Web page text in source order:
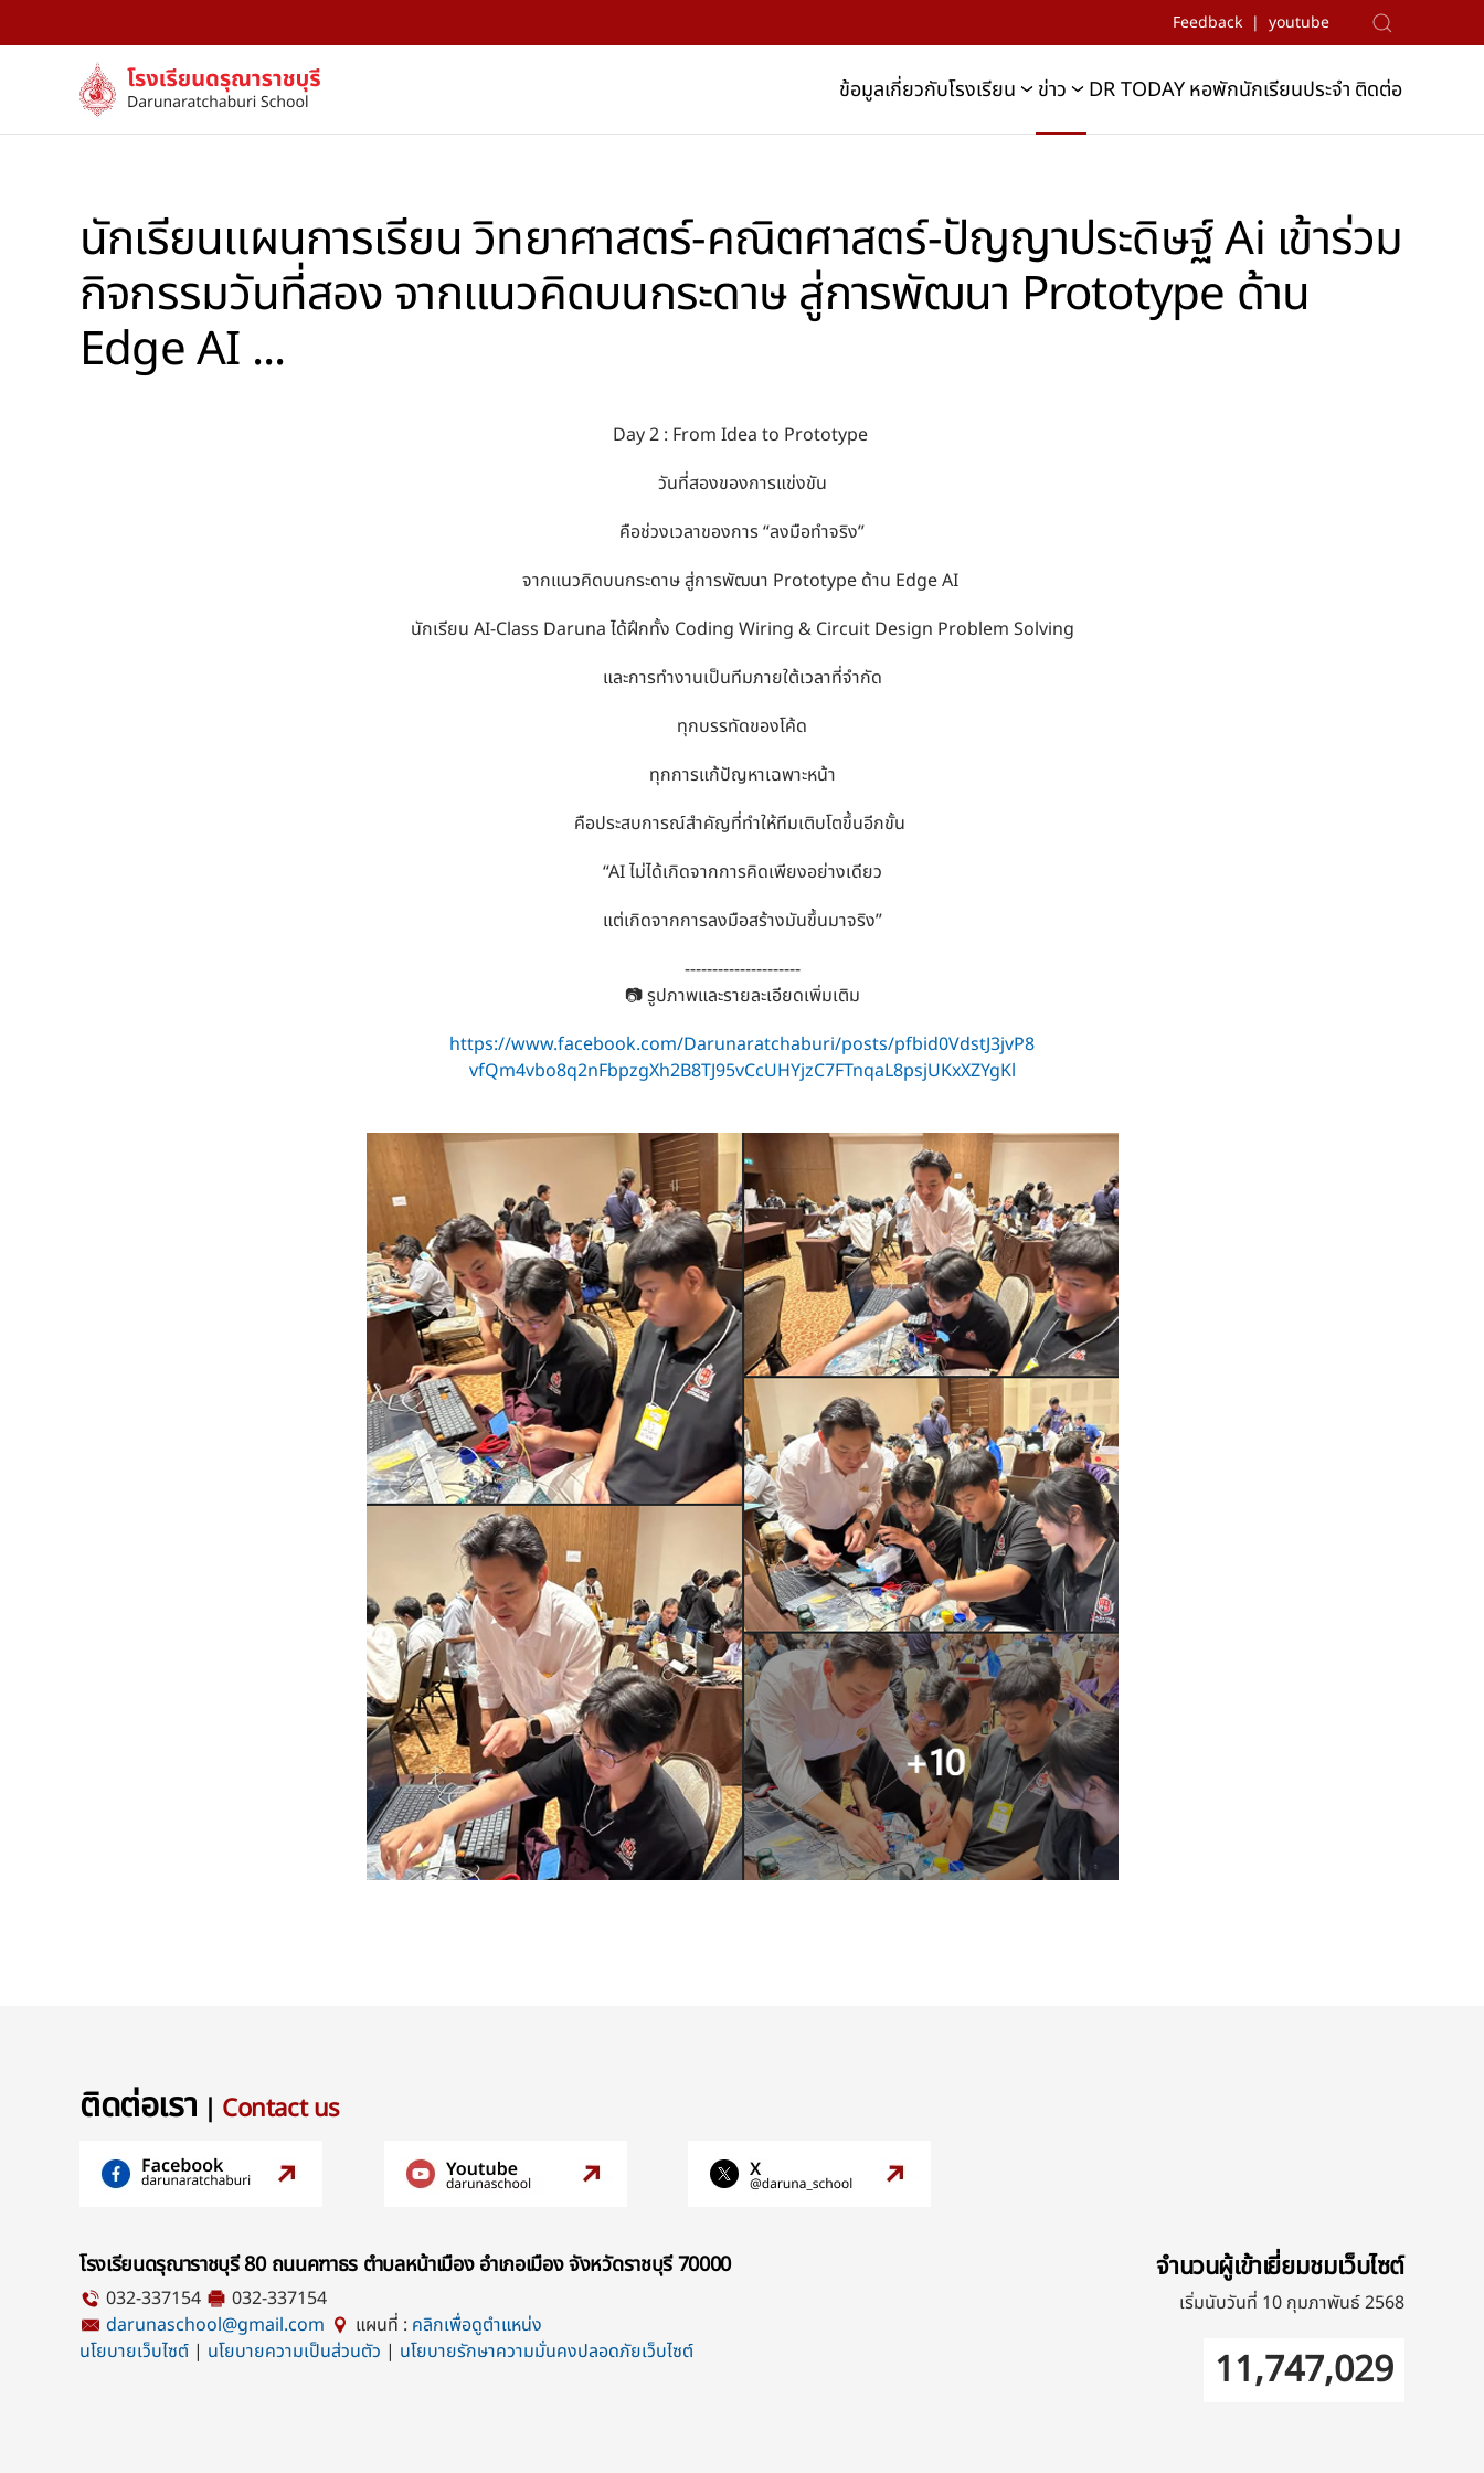
Skip to main content
Feedback | youtube
ข้อมูลเกี่ยวกับโรงเรียน ข่าว DR TODAYหอพักนักเรียนประจำ ติดต่อ
นักเรียนแผนการเรียน วิทยาศาสตร์-คณิตศาสตร์-ปัญญาประดิษฐ์ Ai เข้าร่วม
กิจกรรมวันที่สอง จากแนวคิดบนกระดาษ สู่การพัฒนา Prototype ด้าน
Edge AI ...
Day 2 : From Idea to Prototype
วันที่สองของการแข่งขัน
คือช่วงเวลาของการ “ลงมือทำจริง”
จากแนวคิดบนกระดาษ สู่การพัฒนา Prototype ด้าน Edge AI
นักเรียน AI-Class Daruna ได้ฝึกทั้ง Coding Wiring & Circuit Design Problem Solving
และการทำงานเป็นทีมภายใต้เวลาที่จำกัด
ทุกบรรทัดของโค้ด
ทุกการแก้ปัญหาเฉพาะหน้า
คือประสบการณ์สำคัญที่ทำให้ทีมเติบโตขึ้นอีกขั้น
“AI ไม่ได้เกิดจากการคิดเพียงอย่างเดียว
แต่เกิดจากการลงมือสร้างมันขึ้นมาจริง”
---------------------
📷 รูปภาพและรายละเอียดเพิ่มเติม
https://www.facebook.com/Darunaratchaburi/posts/pfbid0VdstJ3jvP8
vfQm4vbo8q2nFbpzgXh2B8TJ95vCcUHYjzC7FTnqaL8psjUKxXZYgKl
ติดต่อเรา | Contact us
โรงเรียนดรุณาราชบุรี 80 ถนนคฑาธร ตำบลหน้าเมือง อำเภอเมือง จังหวัดราชบุรี 70000
032-337154
032-337154
darunaschool@gmail.com
แผนที่ : คลิกเพื่อดูตำแหน่ง
นโยบายเว็บไซต์ | นโยบายความเป็นส่วนตัว | นโยบายรักษาความมั่นคงปลอดภัยเว็บไซต์
จำนวนผู้เข้าเยี่ยมชมเว็บไซต์
เริ่มนับวันที่ 10 กุมภาพันธ์ 2568
11,747,029